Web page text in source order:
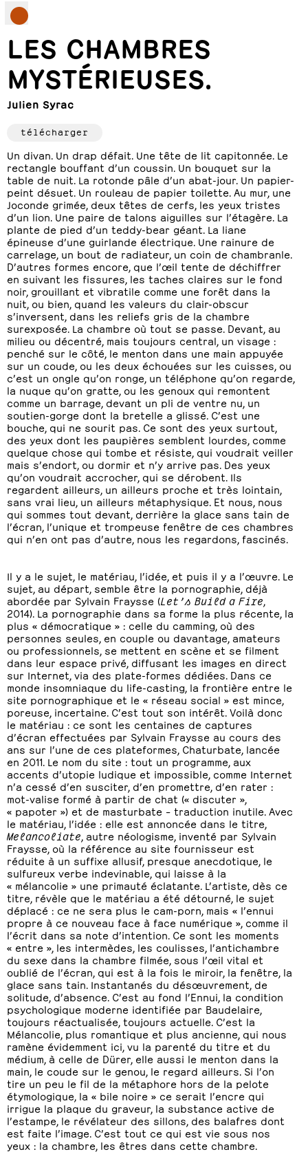
LES CHAMBRES
MYSTÉRIEUSES.
Julien Syrac
télécharger
Un divan. Un drap défait. Une tête de lit capitonnée. Le
rectangle bouffant d’un coussin. Un bouquet sur la
table de nuit. La rotonde pâle d’un abat-jour. Un papier-
peint désuet. Un rouleau de papier toilette. Au mur, une
Joconde grimée, deux têtes de cerfs, les yeux tristes
d’un lion. Une paire de talons aiguilles sur l’étagère. La
plante de pied d’un teddy-bear géant. La liane
épineuse d’une guirlande électrique. Une rainure de
carrelage, un bout de radiateur, un coin de chambranle.
D’autres formes encore, que l’œil tente de déchiffrer
en suivant les fissures, les taches claires sur le fond
noir, grouillant et vibratile comme une forêt dans la
nuit, ou bien, quand les valeurs du clair-obscur
s’inversent, dans les reliefs gris de la chambre
surexposée. La chambre où tout se passe. Devant, au
milieu ou décentré, mais toujours central, un visage :
penché sur le côté, le menton dans une main appuyée
sur un coude, ou les deux échouées sur les cuisses, ou
c’est un ongle qu’on ronge, un téléphone qu’on regarde,
la nuque qu’on gratte, ou les genoux qui remontent
comme un barrage, devant un pli de ventre nu, un
soutien-gorge dont la bretelle a glissé. C’est une
bouche, qui ne sourit pas. Ce sont des yeux surtout,
des yeux dont les paupières semblent lourdes, comme
quelque chose qui tombe et résiste, qui voudrait veiller
mais s’endort, ou dormir et n’y arrive pas. Des yeux
qu’on voudrait accrocher, qui se dérobent. Ils
regardent ailleurs, un ailleurs proche et très lointain,
sans vrai lieu, un ailleurs métaphysique. Et nous, nous
qui sommes tout devant, derrière la glace sans tain de
l’écran, l’unique et trompeuse fenêtre de ces chambres
qui n’en ont pas d’autre, nous les regardons, fascinés.
Il y a le sujet, le matériau, l’idée, et puis il y a l’œuvre. Le
sujet, au départ, semble être la pornographie, déjà
abordée par Sylvain Fraysse (Let’s Build a Fire
2014). La pornographie dans sa forme la plus récente, la
plus « démocratique » : celle du camming, où des
personnes seules, en couple ou davantage, amateurs
ou professionnels, se mettent en scène et se filment
dans leur espace privé, diffusant les images en direct
sur Internet, via des plate-formes dédiées. Dans ce
monde insomniaque du life-casting, la frontière entre le
site pornographique et le « réseau social » est mince,
poreuse, incertaine. C’est tout son intérêt. Voilà donc
le matériau : ce sont les centaines de captures
d’écran effectuées par Sylvain Fraysse au cours des
ans sur l’une de ces plateformes, Chaturbate, lancée
en 2011. Le nom du site : tout un programme, aux
accents d’utopie ludique et impossible, comme Internet
n’a cessé d’en susciter, d’en promettre, d’en rater :
mot-valise formé à partir de chat (« discuter »,
« papoter ») et de masturbate – traduction inutile. Avec
le matériau, l’idée : elle est annoncée dans le titre,
Melancoliate , autre néologisme, inventé par Sylvain
Fraysse, où la référence au site fournisseur est
réduite à un suffixe allusif, presque anecdotique, le
sulfureux verbe indevinable, qui laisse à la
« mélancolie » une primauté éclatante. L’artiste, dès ce
titre, révèle que le matériau a été détourné, le sujet
déplacé : ce ne sera plus le cam-porn, mais « l’ennui
propre à ce nouveau face à face numérique », comme il
l’écrit dans sa note d’intention. Ce sont les moments
« entre », les intermèdes, les coulisses, l’antichambre
du sexe dans la chambre filmée, sous l’œil vital et
oublié de l’écran, qui est à la fois le miroir, la fenêtre, la
glace sans tain. Instantanés du désœuvrement, de
solitude, d’absence. C’est au fond l’Ennui, la condition
psychologique moderne identifiée par Baudelaire,
toujours réactualisée, toujours actuelle. C’est la
Mélancolie, plus romantique et plus ancienne, qui nous
ramène évidemment ici, vu la parenté du titre et du
médium, à celle de Dürer, elle aussi le menton dans la
main, le coude sur le genou, le regard ailleurs. Si l’on
tire un peu le fil de la métaphore hors de la pelote
étymologique, la « bile noire » ce serait l’encre qui
irrigue la plaque du graveur, la substance active de
l’estampe, le révélateur des sillons, des balafres dont
est faite l’image. C’est tout ce qui est vie sous nos
yeux : la chambre, les êtres dans cette chambre.